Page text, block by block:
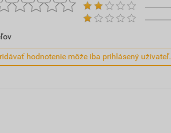
hodnotenie môže iba prihlásený užívateľ.